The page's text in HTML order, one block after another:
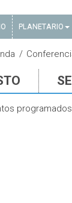
PLANETARIO